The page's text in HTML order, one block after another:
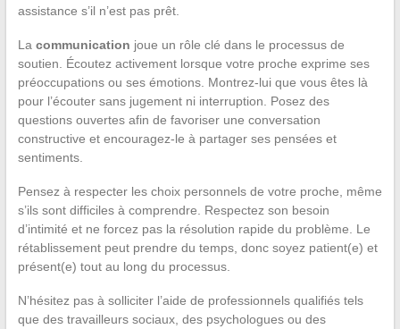
assistance s’il n’est pas prêt.
La communication joue un rôle clé dans le processus de
soutien. Écoutez activement lorsque votre proche exprime ses
préoccupations ou ses émotions. Montrez-lui que vous êtes là
pour l’écouter sans jugement ni interruption. Posez des
questions ouvertes afin de favoriser une conversation
constructive et encouragez-le à partager ses pensées et
sentiments.
Pensez à respecter les choix personnels de votre proche, même
s’ils sont difficiles à comprendre. Respectez son besoin
d’intimité et ne forcez pas la résolution rapide du problème. Le
rétablissement peut prendre du temps, donc soyez patient(e) et
présent(e) tout au long du processus.
N’hésitez pas à solliciter l’aide de professionnels qualifiés tels
que des travailleurs sociaux, des psychologues ou des